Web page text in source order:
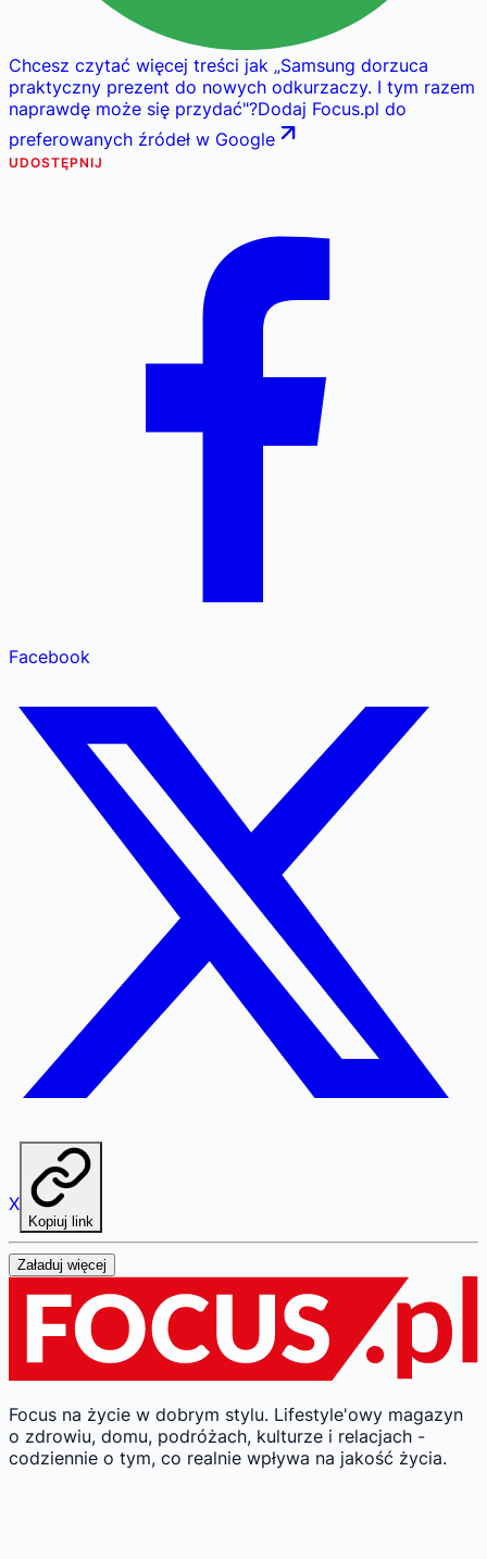
Chcesz czytać więcej treści jak „Samsung dorzuca
praktyczny prezent do nowych odkurzaczy. I tym razem
naprawdę może się przydać"?Dodaj Focus.pl do
preferowanych źródeł w Google
UDOSTĘPNIJ
Facebook
X
Kopiuj link
Załaduj więcej
Focus na życie w dobrym stylu. Lifestyle'owy magazyn
o zdrowiu, domu, podróżach, kulturze i relacjach -
codziennie o tym, co realnie wpływa na jakość życia.